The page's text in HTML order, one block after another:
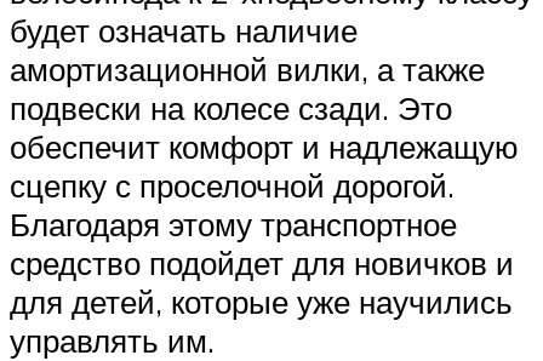
будет означать наличие
амортизационной вилки, а также
подвески на колесе сзади. Это
обеспечит комфорт и надлежащую
сцепку с проселочной дорогой.
Благодаря этому транспортное
средство подойдет для новичков и
для детей, которые уже научились
управлять им.